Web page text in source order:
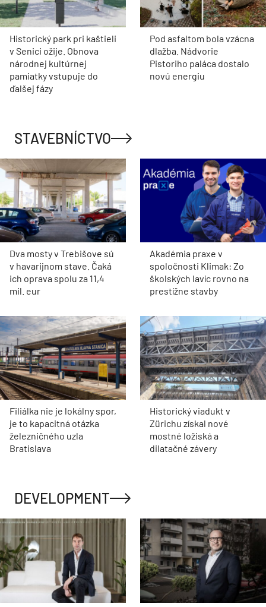
Historický park pri kaštieli
v Senici ožije. Obnova
národnej kultúrnej
pamiatky vstupuje do
ďalšej fázy
Pod asfaltom bola vzácna
dlažba. Nádvorie
Pistoriho paláca dostalo
novú energiu
STAVEBNÍCTVO
Dva mosty v Trebišove sú
v havarijnom stave. Čaká
ich oprava spolu za 11,4
mil. eur
Akadémia praxe v
spoločnosti Klimak: Zo
školských lavíc rovno na
prestížne stavby
Filiálka nie je lokálny spor,
je to kapacitná otázka
železničného uzla
Bratislava
Historický viadukt v
Zürichu získal nové
mostné ložiská a
dilatačné závery
DEVELOPMENT